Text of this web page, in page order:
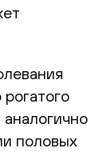
половых